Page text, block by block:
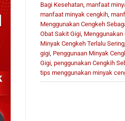
Bagi Kesehatan, manfaat
manfaat minyak cengkih,
Menggunakan Cengkeh
Obat Sakit Gigi, Menggunakan
Minyak Cengkeh Terlalu Sering,
gigi, Penggunaan Minyak
Gigi, penggunakan Cengkih
tips menggunakan minyak